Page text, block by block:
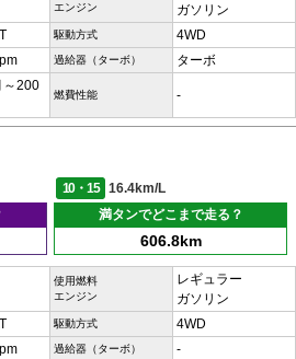
エンジン
ガソリン
駆動方式 4WD
過給器（ターボ） ターボ
～200
燃費性能 -
10・15
16.4km/L
満タンでどこまで走る？
606.8km
使用燃料
エンジン
レギュラー
ガソリン
駆動方式 4WD
過給器（ターボ） -